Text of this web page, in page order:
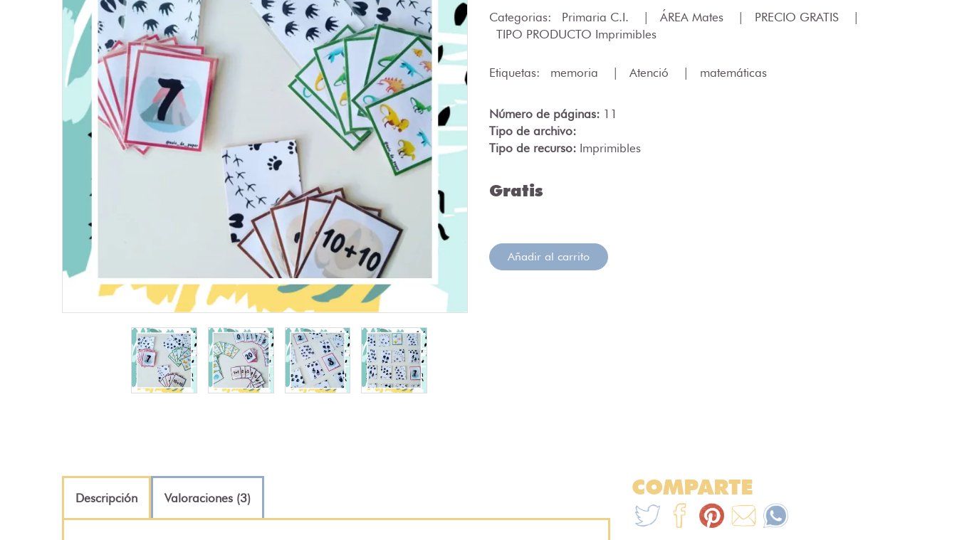
Categorias: Primaria C.I. ÁREA Mates PRECIO GRATIS
TIPO PRODUCTO Imprimibles
Etiquetas: memoria Atenció matemáticas
Número de páginas: 11
Tipo de archivo:
Tipo de recurso: Imprimibles
Gratis
Añadir al carrito
Descripción Valoraciones (3) COMPARTE